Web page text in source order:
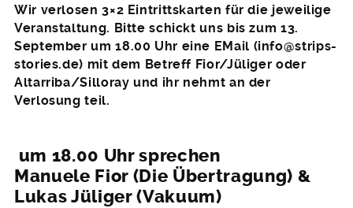
Wir verlosen 3×2 Eintrittskarten für die jeweilige
Veranstaltung. Bitte schickt uns bis zum 13.
September um 18.00 Uhr eine EMail (info@strips-
stories.de) mit dem Betreff Fior/Jüliger oder
Altarriba/Silloray und ihr nehmt an der
Verlosung teil.
um 18.00 Uhr sprechen
Manuele Fior (Die Übertragung) &
Lukas Jüliger (Vakuum)